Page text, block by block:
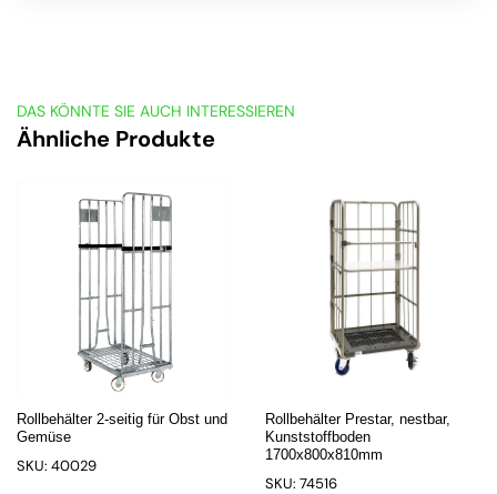
DAS KÖNNTE SIE AUCH INTERESSIEREN
Ähnliche Produkte
Rollbehälter 2-seitig für Obst und
Gemüse
SKU: 40029
Rollbehälter Prestar, nestbar,
Kunststoffboden
1700x800x810mm
SKU: 74516